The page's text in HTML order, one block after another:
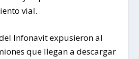
vial.
Infonavit expusieron al
que llegan a descargar